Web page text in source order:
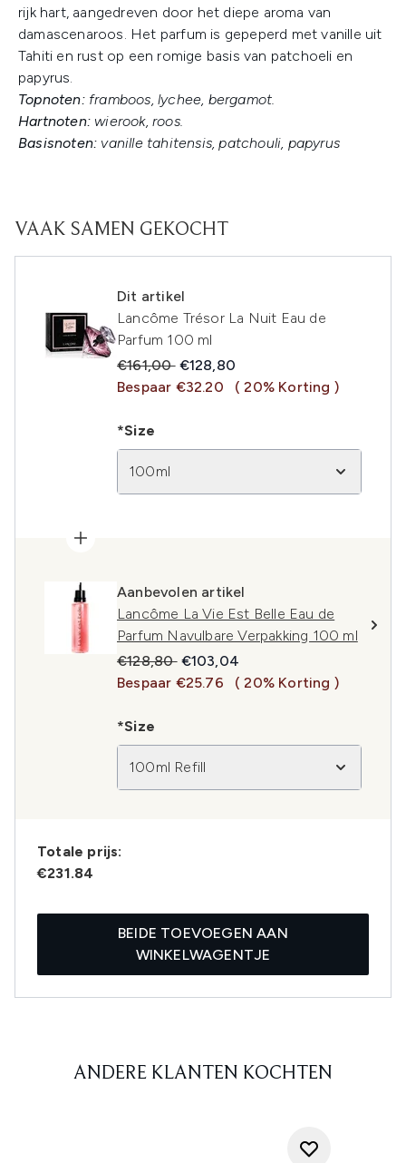
rijk hart, aangedreven door het diepe aroma van
damascenaroos. Het parfum is gepeperd met vanille uit
Tahiti en rust op een romige basis van patchoeli en
papyrus.
Topnoten: framboos, lychee, bergamot.
Hartnoten: wierook, roos.
Basisnoten: vanille tahitensis, patchouli, papyrus
VAAK SAMEN GEKOCHT
Dit artikel
Lancôme Trésor La Nuit Eau de
Parfum 100 ml
Recommended Retail Price:
€161,00 Huidige prijs:
€128,80
Bespaar €32.20
( 20% Korting )
*Size
100ml
Aanbevolen artikel
Lancôme La Vie Est Belle Eau de
Parfum Navulbare Verpakking 100 ml
Recommended Retail Price:
€128,80 Huidige prijs:
€103,04
Bespaar €25.76
( 20% Korting )
*Size
100ml Refill
Totale prijs:
€231.84
BEIDE TOEVOEGEN AAN
WINKELWAGENTJE
ANDERE KLANTEN KOCHTEN